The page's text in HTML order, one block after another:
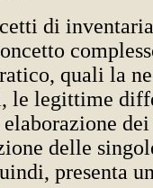
di
quali la
le legittime
delle
presenta